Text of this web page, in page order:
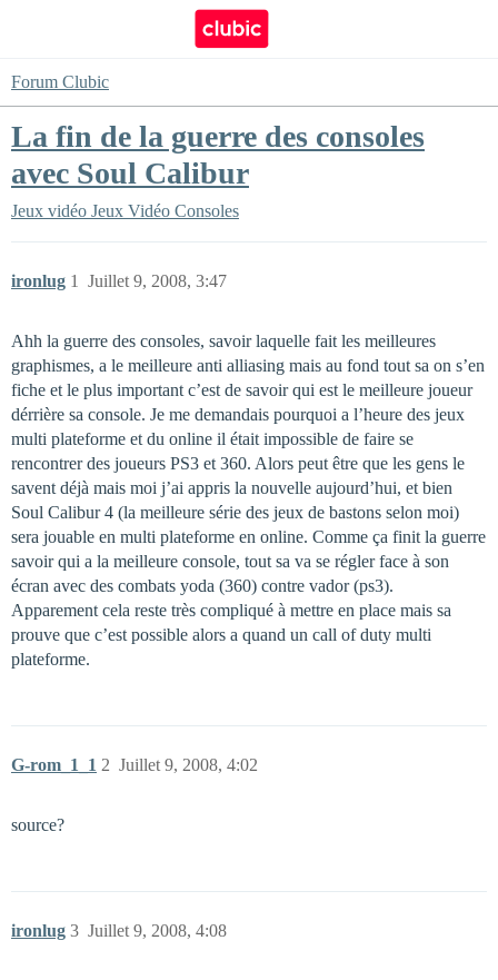
Forum Clubic
La fin de la guerre des consoles
avec Soul Calibur
Jeux vidéo Jeux Vidéo Consoles
ironlug Juillet 9, 2008, 3:47
1
Ahh la guerre des consoles, savoir laquelle fait les meilleures
graphismes, a le meilleure anti alliasing mais au fond tout sa on s’en
fiche et le plus important c’est de savoir qui est le meilleure joueur
dérrière sa console. Je me demandais pourquoi a l’heure des jeux
multi plateforme et du online il était impossible de faire se
rencontrer des joueurs PS3 et 360. Alors peut être que les gens le
savent déjà mais moi j’ai appris la nouvelle aujourd’hui, et bien
Soul Calibur 4 (la meilleure série des jeux de bastons selon moi)
sera jouable en multi plateforme en online. Comme ça finit la guerre
savoir qui a la meilleure console, tout sa va se régler face à son
écran avec des combats yoda (360) contre vador (ps3).
Apparement cela reste très compliqué à mettre en place mais sa
prouve que c’est possible alors a quand un call of duty multi
plateforme.
G-rom_1_1 Juillet 9, 2008, 4:02
2
source?
ironlug Juillet 9, 2008, 4:08
3